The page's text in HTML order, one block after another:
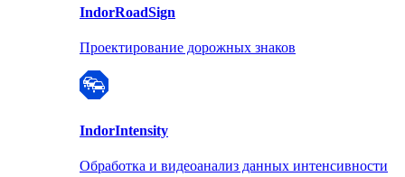
IndorRoadSign
Проектирование дорожных знаков
IndorIntensity
Обработка и видеоанализ данных интенсивности